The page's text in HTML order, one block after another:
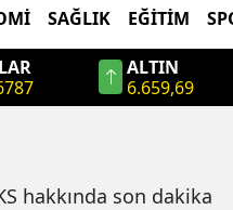
SAĞLIK EĞITIM
ALTIN
6.659,69
hakkında son dakika